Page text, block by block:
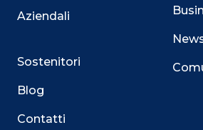
Aziendali
Sostenitori
Blog
Contatti